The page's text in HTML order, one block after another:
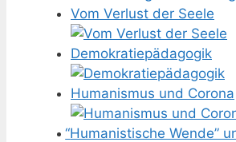
Vom Verlust der Seele
Demokratiepädagogik
Humanismus und Corona
“Humanistische Wende”